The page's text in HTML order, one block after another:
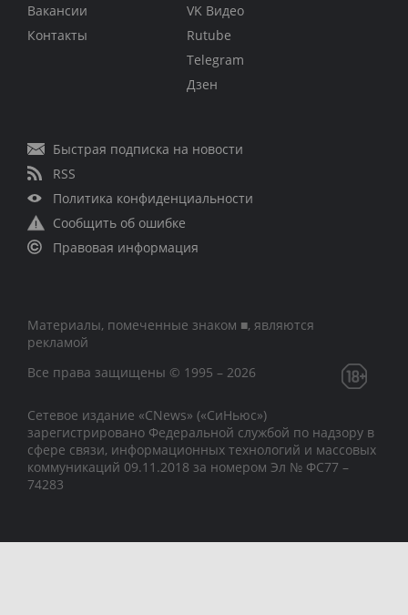
Вакансии
Контакты
VK Видео
Rutube
Telegram
Дзен
Быстрая подписка на новости
RSS
Политика конфиденциальности
Сообщить об ошибке
Правовая информация
Материалы, помеченные знаком ■, являются
рекламой
Все права защищены © 1995 – 2026
Сетевое издание «CNews» («СиНьюс»)
зарегистрировано Федеральной службой по надзору в
сфере связи, информационных технологий и массовых
коммуникаций 09.11.2018 за номером Эл № ФС77 –
74283